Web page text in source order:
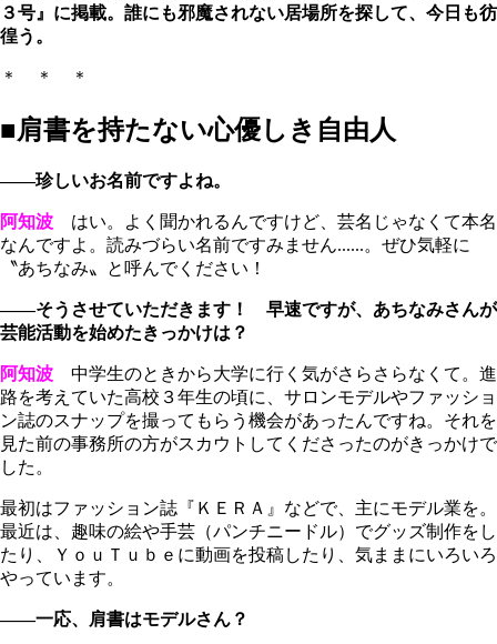
３号』に掲載。誰にも邪魔されない居場所を探して、今日も彷
徨う。
＊ ＊ ＊
■肩書を持たない心優しき自由人
――珍しいお名前ですよね。
阿知波 はい。よく聞かれるんですけど、芸名じゃなくて本名
なんですよ。読みづらい名前ですみません......。ぜひ気軽に
〝あちなみ〟と呼んでください！
――そうさせていただきます！ 早速ですが、あちなみさんが
芸能活動を始めたきっかけは？
阿知波 中学生のときから大学に行く気がさらさらなくて。進
路を考えていた高校３年生の頃に、サロンモデルやファッショ
ン誌のスナップを撮ってもらう機会があったんですね。それを
見た前の事務所の方がスカウトしてくださったのがきっかけで
した。
最初はファッション誌『ＫＥＲＡ』などで、主にモデル業を。
最近は、趣味の絵や手芸（パンチニードル）でグッズ制作をし
たり、ＹｏｕＴｕｂｅに動画を投稿したり、気ままにいろいろ
やっています。
――一応、肩書はモデルさん？